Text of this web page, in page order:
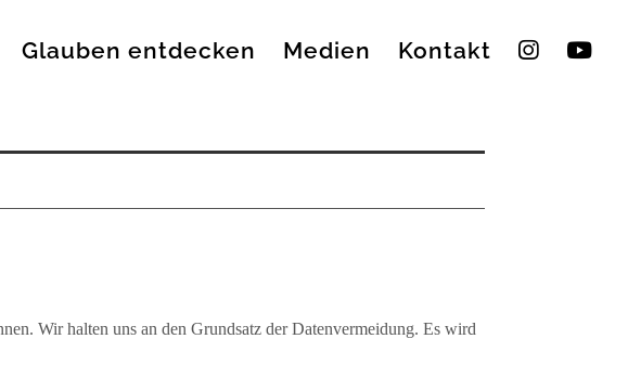
Glauben entdecken Medien Kontakt
Wir halten uns an den Grundsatz der Datenvermeidung. Es wird